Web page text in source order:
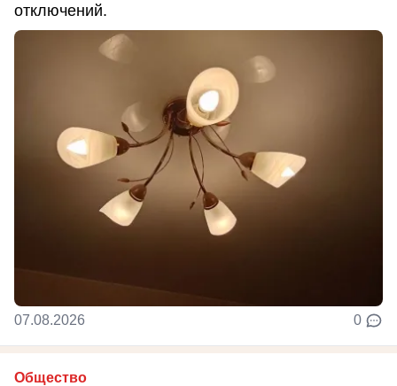
отключений.
07.08.2026 0
Общество